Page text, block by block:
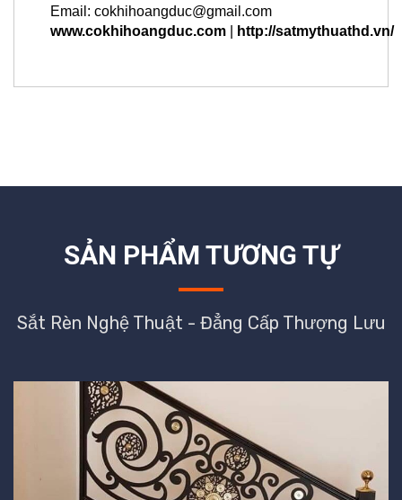
Email: cokhihoangduc@gmail.com
www.cokhihoangduc.com
http://satmythuathd.vn/
SẢN PHẨM TƯƠNG TỰ
Sắt Rèn Nghệ Thuật - Đẳng Cấp Thượng Lưu